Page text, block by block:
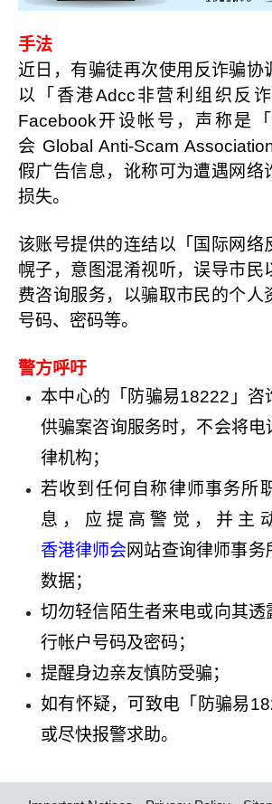
手法
近日，有骗徒再次使用 反诈骗协
以「香港Adcc非营利组织反
Facebook开设帐号，声称是
会 Global Anti-Scam
假广告信息，讹称可为遭遇网络
损失。
该账号提供的连结以「国际网络
幌子，意图混淆视听，误导市民
费咨询服务，以骗取市民的个人
号码、密码等。
警方呼吁
本中心的「防骗易18222 」
供骗案咨询服务时，不会将电
律机构；
若收到任何自称律师事务所
息，应提高警觉，并主
香港律师会网站查询律师事
数据；
切勿轻信陌生者来电或向其透
行帐户号码及密码；
提醒身边亲友慎防受骗；
如有怀疑，可致电「防骗易
或尽快报警求助。